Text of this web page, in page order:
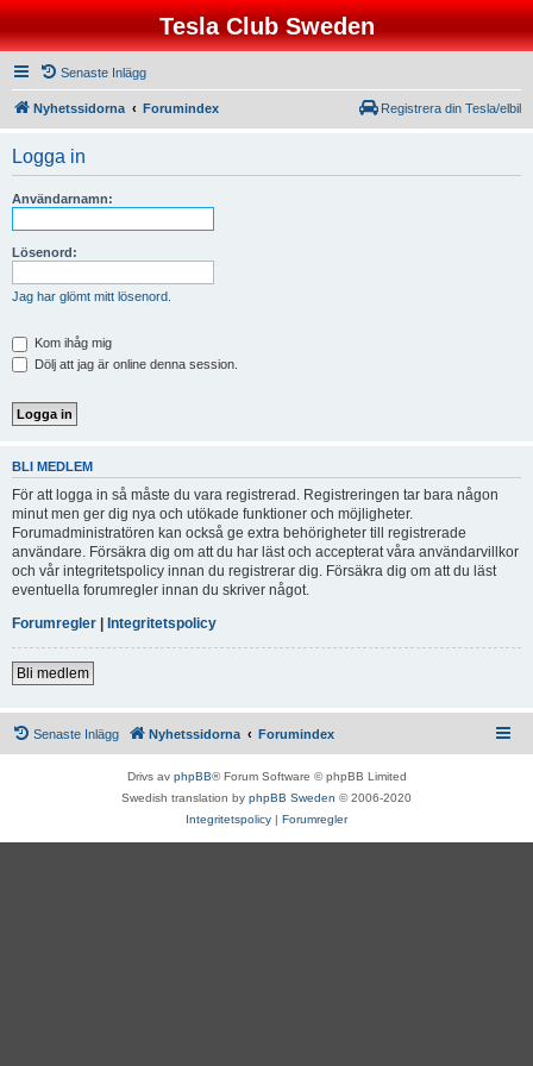
Tesla Club Sweden
Senaste Inlägg
Nyhetssidorna Forumindex Registrera din Tesla/elbil
Logga in
Användarnamn:
Lösenord:
Jag har glömt mitt lösenord.
Kom ihåg mig
Dölj att jag är online denna session.
BLI MEDLEM
För att logga in så måste du vara registrerad. Registreringen tar bara någon
minut men ger dig nya och utökade funktioner och möjligheter.
Forumadministratören kan också ge extra behörigheter till registrerade
användare. Försäkra dig om att du har läst och accepterat våra användarvillkor
och vår integritetspolicy innan du registrerar dig. Försäkra dig om att du läst
eventuella forumregler innan du skriver något.
Forumregler | Integritetspolicy
Bli medlem
Senaste Inlägg Nyhetssidorna Forumindex
Drivs av phpBB® Forum Software © phpBB Limited
Swedish translation by phpBB Sweden © 2006-2020
Integritetspolicy | Forumregler